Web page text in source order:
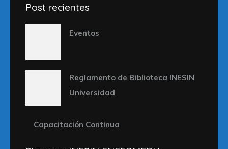
Post recientes
Eventos
Reglamento de Biblioteca INESIN
Universidad
Capacitación Continua